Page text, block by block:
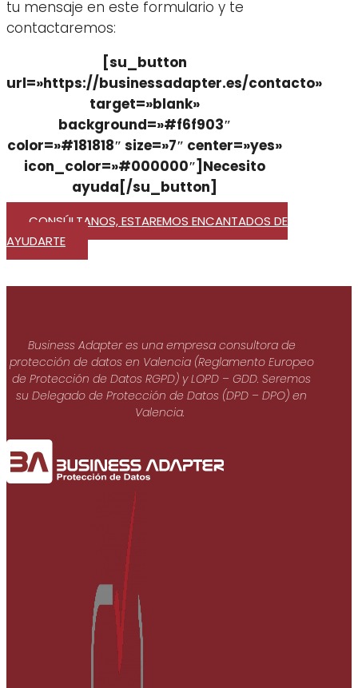
tu mensaje en este formulario y te
contactaremos:
[su_button
url=»https://businessadapter.es/contacto»
target=»blank»
background=»#f6f903″
color=»#181818″ size=»7″ center=»yes»
icon_color=»#000000″]Necesito
ayuda[/su_button]
CONSÚLTANOS, ESTAREMOS ENCANTADOS DE
AYUDARTE
Business Adapter es una empresa consultora de
protección de datos en Valencia (Reglamento Europeo
de Protección de Datos RGPD) y LOPD – GDD. Seremos
su Delegado de Protección de Datos (DPD – DPO) en
Valencia.